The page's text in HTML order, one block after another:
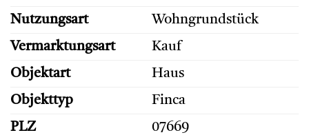
Nutzungsart
Wohngrundstück
Vermarktungsart
Kauf
Objektart
Haus
Objekttyp
Finca
PLZ
07669